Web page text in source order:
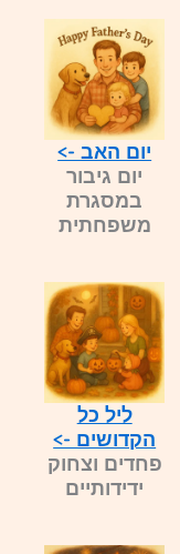
יום האב ->
יום גיבור
במסגרת
משפחתית
ליל כל
הקדושים ->
פחדים וצחוק
ידידותיים